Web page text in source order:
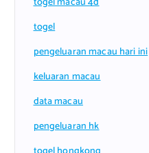
togel
pengeluaran macau hari ini
keluaran macau
data macau
pengeluaran hk